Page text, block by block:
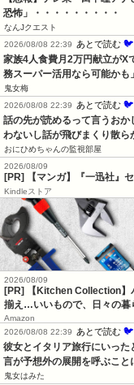
恐怖」・・・・・・・・・
なんJクエスト
2026/08/08 22:39
あとで読む
家族4人食費月2万円献立がX
務スーパー活用なら可能かも」
鬼女梅
2026/08/08 22:39
あとで読む
話の先が読めるって言うお
わないし話が飛びまくり散
おにひめちゃんの監視部屋
2026/08/09
[PR] 【マンガ】『一迅社』
Kindleストア
2026/08/09
[PR] 【Kitchen Collection】
揃え…いいもので、日々の暮
Amazon
2026/08/08 22:39
あとで読む
彼女とイタリア旅行にいっ
言が予想外の展開を呼ぶこ
鬼女はみた